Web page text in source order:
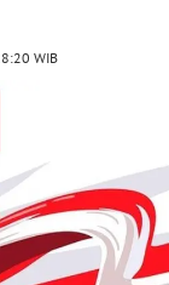
WIB